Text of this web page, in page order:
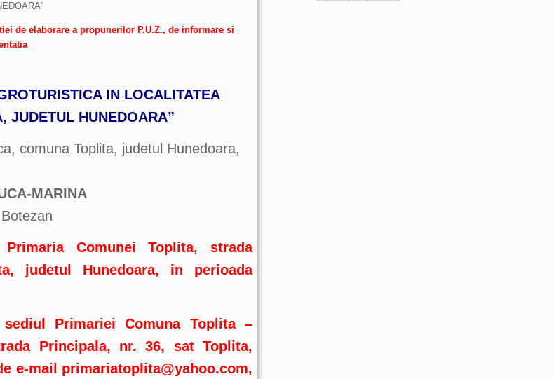
de elaborare a propunerilor P.U.Z., de informare si
IN LOCALITATEA
JUDETUL HUNEDOARA”
comuna Toplita, judetul Hunedoara,
MARINA
Comunei Toplita, strada
judetul Hunedoara, in perioada
Primariei Comuna Toplita –
Principala, nr. 36, sat Toplita,
e-mail primariatoplita@yahoo.com,